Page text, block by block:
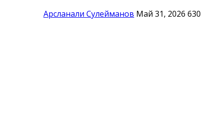
Арсланали Сулейманов Май 31, 2026 630